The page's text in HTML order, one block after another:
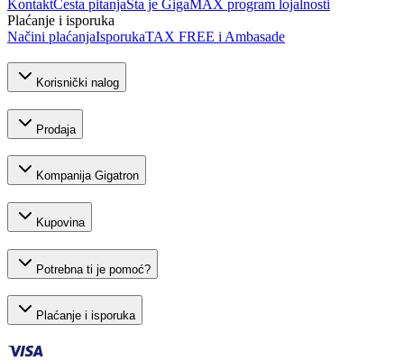
KontaktČesta pitanjaŠta je GigaMAX program lojalnosti
Plaćanje i isporuka
Načini plaćanjaIsporukaTAX FREE i Ambasade
Korisnički nalog
Prodaja
Kompanija Gigatron
Kupovina
Potrebna ti je pomoć?
Plaćanje i isporuka